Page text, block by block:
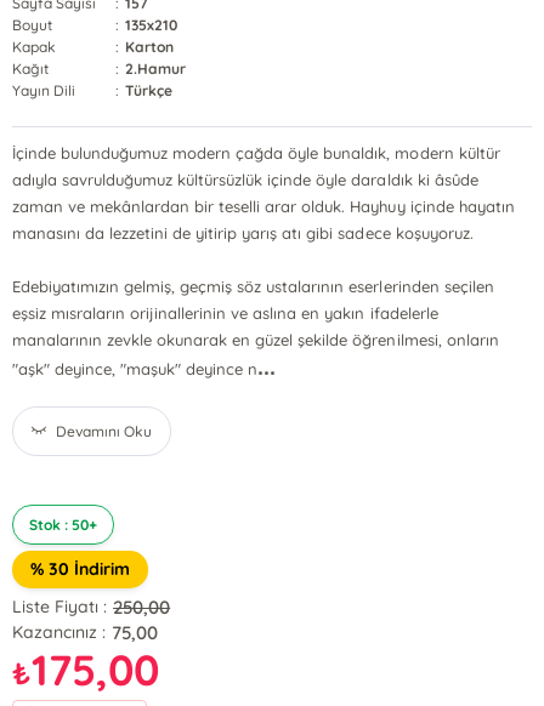
Boyut
: 135x210
Kapak
: Karton
Kağıt
: 2.Hamur
Yayın Dili
: Türkçe
İçinde bulunduğumuz modern çağda öyle bunaldık, modern kültür
adıyla savrulduğumuz kültürsüzlük içinde öyle daraldık ki âsûde
zaman ve mekânlardan bir teselli arar olduk. Hayhuy içinde hayatın
manasını da lezzetini de yitirip yarış atı gibi sadece koşuyoruz.
Edebiyatımızın gelmiş, geçmiş söz ustalarının eserlerinden seçilen
eşsiz mısraların orijinallerinin ve aslına en yakın ifadelerle
manalarının zevkle okunarak en güzel şekilde öğrenilmesi, onların
"aşk" deyince, "maşuk" deyince n...
Devamını Oku
Stok : 50+
% 30 İndirim
Liste Fiyatı : 250,00
Kazancınız : 75,00
₺175,00